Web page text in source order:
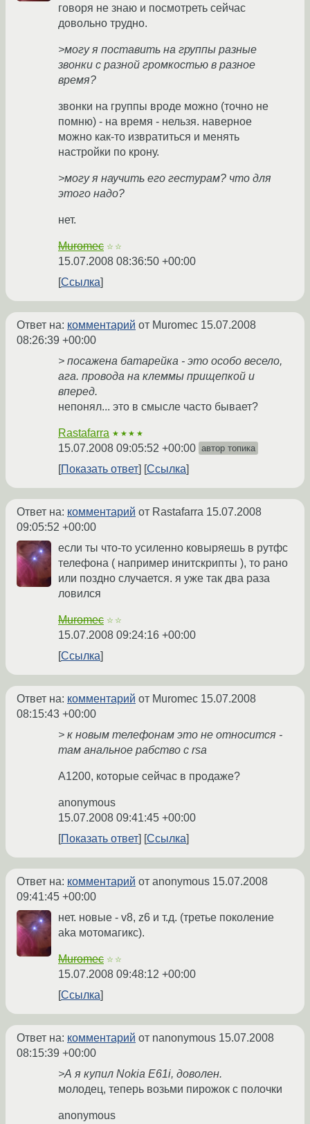
говоря не знаю и посмотреть сейчас
довольно трудно.
>могу я поставить на группы разные
звонки с разной громкостью в разное
время?
звонки на группы вроде можно (точно не
помню) - на время - нельзя. наверное
можно как-то извратиться и менять
настройки по крону.
>могу я научить его гестурам? что для
этого надо?
нет.
Muromec ☆☆
15.07.2008 08:36:50 +00:00
Ссылка
Ответ на: комментарий от Muromec 15.07.2008
08:26:39 +00:00
> посажена батарейка - это особо весело,
ага. провода на клеммы прищепкой и
вперед.
непонял... это в смысле часто бывает?
Rastafarra ★★★★
15.07.2008 09:05:52 +00:00 автор топика
Показать ответ Ссылка
Ответ на: комментарий от Rastafarra 15.07.2008
09:05:52 +00:00
если ты что-то усиленно ковыряешь в рутфс
телефона ( например инитскрипты ), то рано
или поздно случается. я уже так два раза
ловился
Muromec ☆☆
15.07.2008 09:24:16 +00:00
Ссылка
Ответ на: комментарий от Muromec 15.07.2008
08:15:43 +00:00
> к новым телефонам это не относится -
там анальное рабство с rsa
А1200, которые сейчас в продаже?
anonymous
15.07.2008 09:41:45 +00:00
Показать ответ
Ссылка
Ответ на: комментарий от anonymous 15.07.2008
09:41:45 +00:00
нет. новые - v8, z6 и т.д. (третье поколение
aka мотомагикс).
Muromec ☆☆
15.07.2008 09:48:12 +00:00
Ссылка
Ответ на: комментарий от nanonymous 15.07.2008
08:15:39 +00:00
>А я купил Nokia E61i, доволен.
молодец, теперь возьми пирожок с полочки
anonymous